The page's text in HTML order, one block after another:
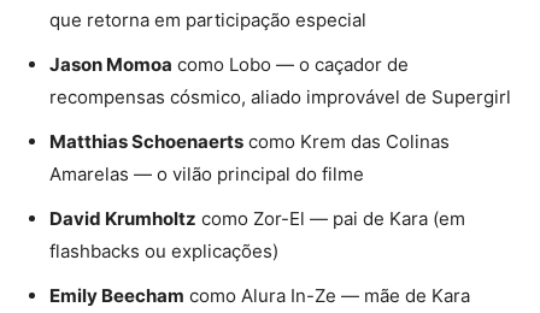
que retorna em participação especial
Jason Momoa como Lobo — o caçador de
recompensas cósmico, aliado improvável de Supergirl
Matthias Schoenaerts como Krem das Colinas
Amarelas — o vilão principal do filme
David Krumholtz como Zor-El — pai de Kara (em
flashbacks ou explicações)
Emily Beecham como Alura In-Ze — mãe de Kara